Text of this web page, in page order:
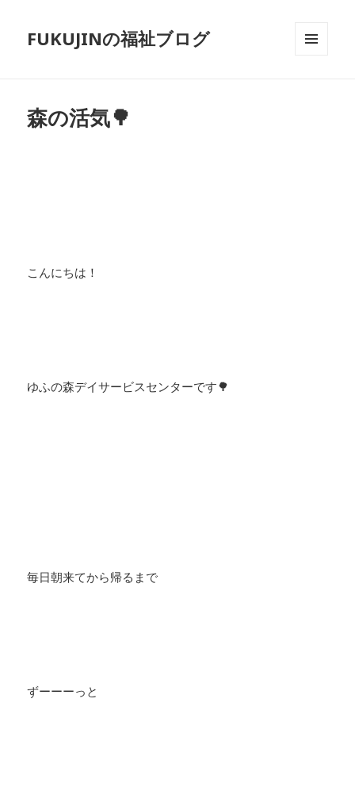
FUKUJINの福祉ブログ
森の活気🌳
こんにちは！
ゆふの森デイサービスセンターです🌳
毎日朝来てから帰るまで
ずーーーっと